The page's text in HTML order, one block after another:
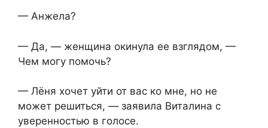
— Анжела?
— Да, — женщина окинула ее взглядом, —
Чем могу помочь?
— Лёня хочет уйти от вас ко мне, но не
может решиться, — заявила Виталина с
уверенностью в голосе.